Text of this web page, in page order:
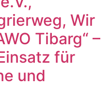
Wir
Tibarg“ –
für
und